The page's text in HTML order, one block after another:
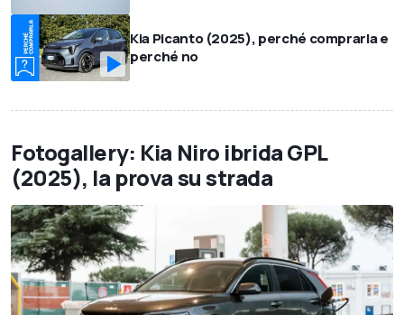
Kia Picanto (2025), perché comprarla e
perché no
Fotogallery: Kia Niro ibrida GPL
(2025), la prova su strada